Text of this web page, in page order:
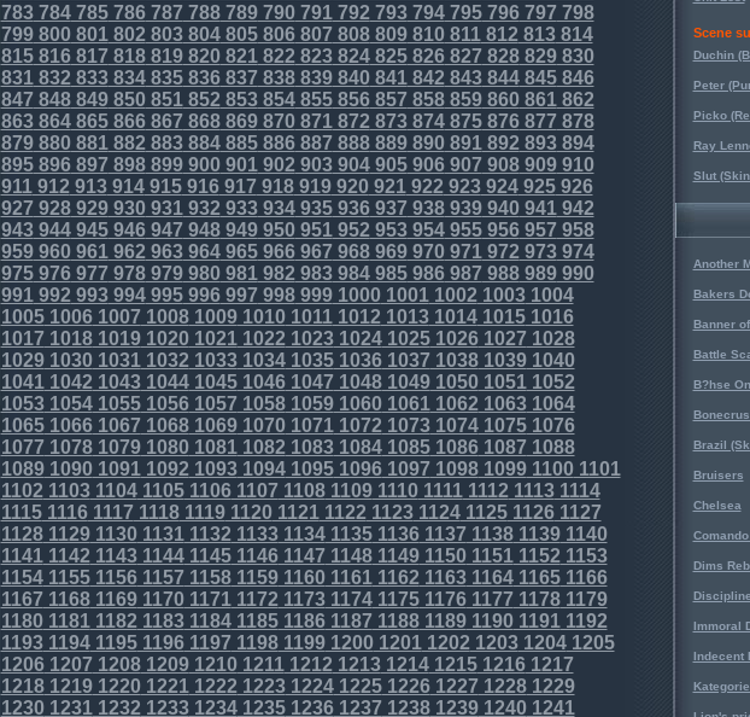
783784785786787 788789790791792 793794795796797 798
799800801802 803804805806807 808809810811812 813814
815816817 818819820821822 823824825826827 828829830
831832 833834835836837 838839840841842 843844845846
847 848849850851852 853854855856857 858859860861862
863864865866867 868869870871872 873874875876877 878
879880881882 883884885886887 888889890891892 893894
895896897 898899900901902 903904905906907 908909910
911912 913914915916917 918919920921922 923924925926
927 928929930931932 933934935936937 938939940941942
943944945946947 948949950951952 953954955956957 958
959960961962 963964965966967 968969970971972 973974
975976977 978979980981982 983984985986987 988989990
991992 993994995996997 998999100010011002 10031004
100510061007 10081009101010111012 1013101410151016
1017 10181019102010211022 10231024102510261027 1028
1029103010311032 10331034103510361037 103810391040
10411042 10431044104510461047 10481049105010511052
10531054105510561057 10581059106010611062 10631064
106510661067 10681069107010711072 1073107410751076
1077 10781079108010811082 10831084108510861087 1088
1089109010911092 10931094109510961097 1098109911001101
1102 11031104110511061107 11081109111011111112 11131114
111511161117 11181119112011211122 11231124112511261127
11281129113011311132 11331134113511361137 113811391140
11411142 11431144114511461147 11481149115011511152 1153
1154115511561157 11581159116011611162 1163116411651166
1167 11681169117011711172 11731174117511761177 11781179
118011811182 11831184118511861187 11881189119011911192
11931194119511961197 11981199120012011202 120312041205
12061207 12081209121012111212 12131214121512161217
12181219122012211222 12231224122512261227 12281229
123012311232 12331234123512361237 1238123912401241
Scene
Duchin
Peter
Picko
Ray
Slut
Another
Bakers
Banner
Battle
B?hse
Brazil
Bruisers
Chelsea
Dims
Immoral
Indecent